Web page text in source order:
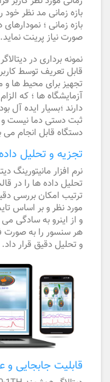
بازه زمانی مد نظر خود
بازه زمانی ؛
صورت نیاز پرینت نماید.
قابل تعریف توسط
تجهیز برای محیط ها و
آزمایشگاه ها ؛ که
دارند ؛بسیار ایده آل
ثبت دستی دما نیست و
دستگاه قابل انجام می
تجزیه و تحلیل
نرم افزار مانیتورینگ
تحلیل داده ها را در
ترتیب امکان بررسی
مورد نظر و بر اساس
و از اینرو به سادگی
هر سنسور را به صورت
و تحلیل دقیق قرار داد.
قابلیت جابجایی و